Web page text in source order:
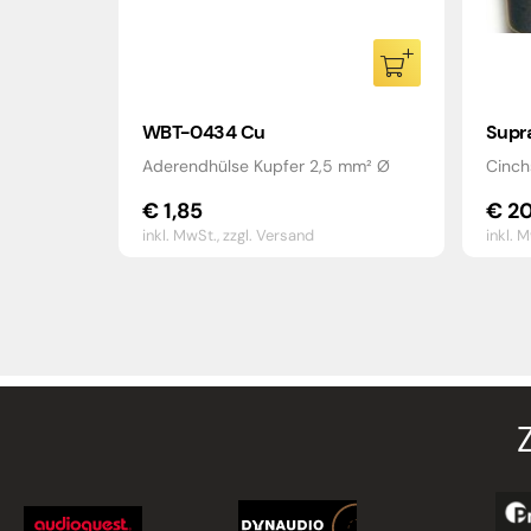
WBT-0434 Cu
Aderendhülse Kupfer 2,5 mm² Ø
€1,85
inkl. MwSt.,zzgl. Versand
€
inkl.